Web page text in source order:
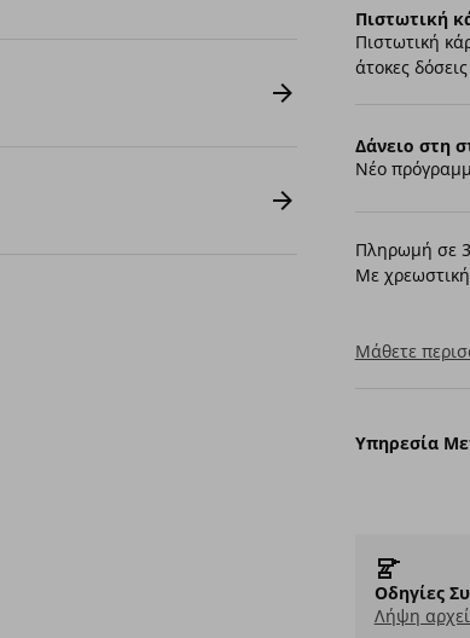
Πιστωτική
Πιστωτική
άτοκες δόσεις
Δάνειο στη
Νέο
Πληρωμή σε
Με
Μάθετε
Υπηρεσία
Οδηγίες
Λήψη